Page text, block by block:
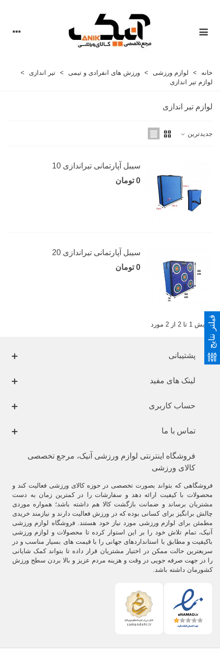
خانه > لوازم ورزشی > ورزش های انفرادی و تیمی > تیر اندازی
>
لوازم تیر اندازی
لوازم تیر اندازی
جدیدترین
سیبل آپارتمانی تیراندازی 10
0 تومان
سیبل آپارتمانی تیراندازی 20
0 تومان
نمایش 1 تا 2 از 2 مورد
پشتیبانی
لینک های مفید
حساب کاربری
تماس با ما
فروشگاه اینترنتی لوازم ورزشی آنیک، مرجع تخصصی
کالای ورزشی
فروشگاهی که بتواند بصورت تخصصی در حوزه کالای ورزشی فعالیت کند و
محصولات با کیفیت ارائه دهد و سفارشات را در کمترین زمان به دست
مشتریان برساند و ضمانت بازگشت کالا هم داشته باشد؛ همواره موردی
چالش برانگیز برای کسانی بوده که در ورزش فعالیت دارند و نیازمند خریدی
مطمئن برای لوازم ورزشی مورد نیاز خود هستند. فروشگاه لوازم ورزشی
آنیک، تمام تلاش خود را بر این استوار کرده تا محصولات و لوازم ورزشی
باکیفیت و مطابق با استانداردهای جهانی را با قیمت های بسیار مناسب و در
سریعترین حالت ممکن در اختیار مشتریان قرار داده تا بتواند کمک شایانی
را در جهت صرفه جویی در وقت و هزینه مردم عزیز و بالا بردن سطح ورزش
کشورمان داشته باشد.
فیلتر نتایج